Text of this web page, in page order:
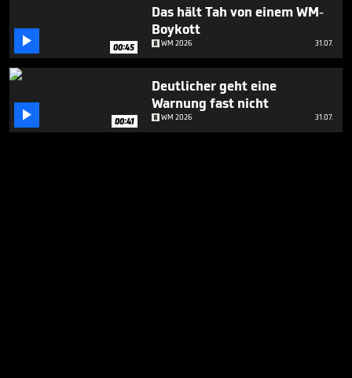
 00:45
Das hält Tah von einem WM-
Boykott
WM 2026 31.07.
 00:41
Deutlicher geht eine
Warnung fast nicht
WM 2026 31.07.